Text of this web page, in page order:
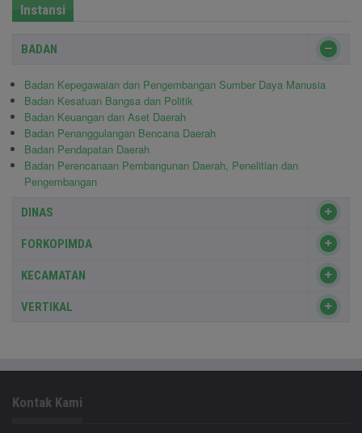
Instansi
BADAN
Badan Kepegawaian dan Pengembangan Sumber Daya Manusia
Badan Kesatuan Bangsa dan Politik
Badan Keuangan dan Aset Daerah
Badan Penanggulangan Bencana Daerah
Badan Pendapatan Daerah
Badan Perencanaan Pembangunan Daerah, Penelitian dan
Pengembangan
DINAS
FORKOPIMDA
KECAMATAN
VERTIKAL
Kontak Kami